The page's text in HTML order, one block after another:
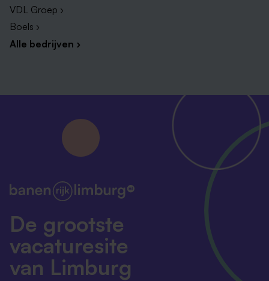
VDL Groep ›
Boels ›
Alle bedrijven ›
De grootste
vacaturesite
van Limburg